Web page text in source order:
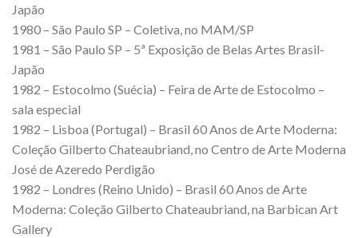
Japão
1980 – São Paulo SP – Coletiva, no MAM/SP
1981 – São Paulo SP – 5ª Exposição de Belas Artes Brasil-
Japão
1982 – Estocolmo (Suécia) – Feira de Arte de Estocolmo –
sala especial
1982 – Lisboa (Portugal) – Brasil 60 Anos de Arte Moderna:
Coleção Gilberto Chateaubriand, no Centro de Arte Moderna
José de Azeredo Perdigão
1982 – Londres (Reino Unido) – Brasil 60 Anos de Arte
Moderna: Coleção Gilberto Chateaubriand, na Barbican Art
Gallery